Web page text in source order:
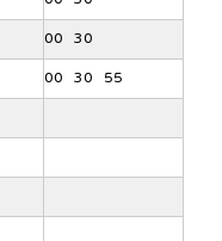
00 30
00 30 55